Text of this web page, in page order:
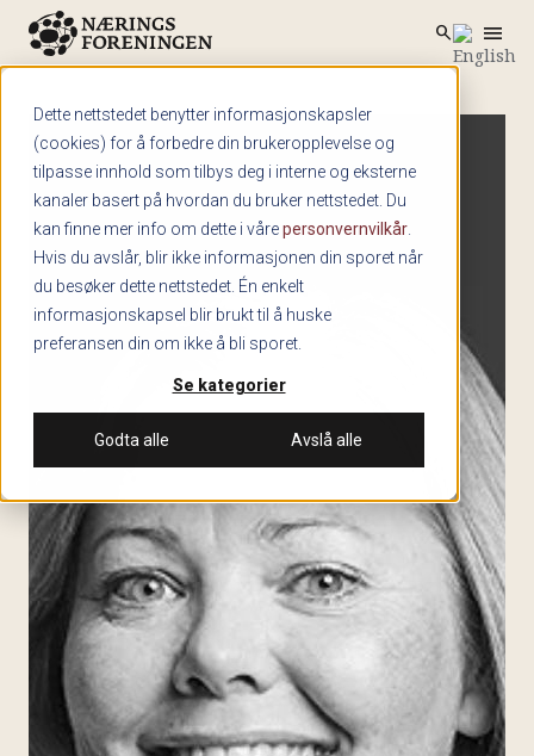
Dette nettstedet benytter informasjonskapsler
(cookies) for å forbedre din brukeropplevelse og
tilpasse innhold som tilbys deg i interne og eksterne
kanaler basert på hvordan du bruker nettstedet. Du
kan finne mer info om dette i vårepersonvernvilkår
Hvis du avslår, blir ikke informasjonen din sporet når
du besøker dette nettstedet. Én enkelt
informasjonskapsel blir brukt til å huske
preferansen din om ikke å bli sporet.
Se kategorier
Godta alle Avslå alle
Skip to main content search menu